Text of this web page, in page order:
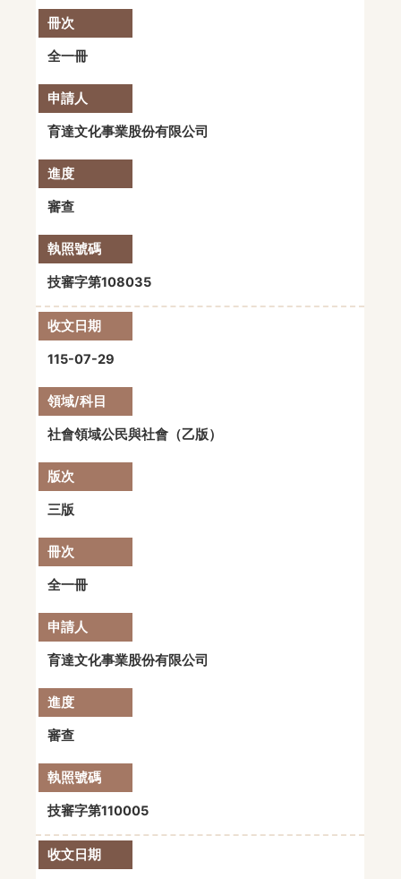
全一冊
育達文化事業股份有限公司
審查
技審字第108035
115-07-29
社會領域公民與社會（乙版）
三版
全一冊
育達文化事業股份有限公司
審查
技審字第110005